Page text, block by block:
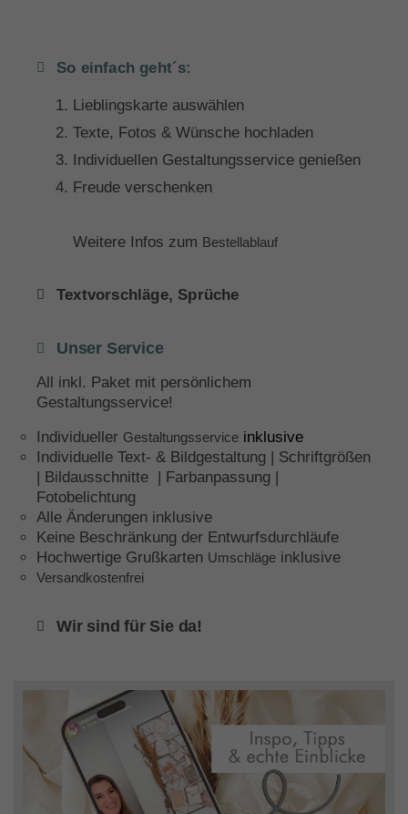
So einfach geht´s:
Lieblingskarte auswählen
Texte, Fotos & Wünsche hochladen
Individuellen Gestaltungsservice genießen
Freude verschenken
Weitere Infos zum Bestellablauf
Textvorschläge, Sprüche
Unser Service
All inkl. Paket mit persönlichem
Gestaltungsservice!
Individueller Gestaltungsservice inklusive
Individuelle Text- & Bildgestaltung | Schriftgrößen
| Bildausschnitte | Farbanpassung |
Fotobelichtung
Alle Änderungen inklusive
Keine Beschränkung der Entwurfsdurchläufe
Hochwertige Grußkarten Umschläge inklusive
Versandkostenfrei
Wir sind für Sie da!